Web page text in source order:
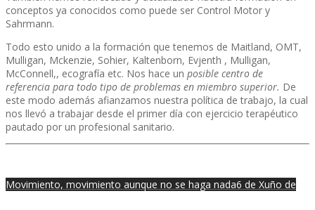
conceptos ya conocidos como puede ser Control Motor y
Sahrmann.
Todo esto unido a la formación que tenemos de Maitland, OMT,
Mulligan, Mckenzie, Sohier, Kaltenborn, Evjenth , Mulligan,
McConnell,, ecografía etc. Nos hace un posible centro de
referencia para todo tipo de problemas en miembro superior. De
este modo además afianzamos nuestra política de trabajo, la cual
nos llevó a trabajar desde el primer día con ejercicio terapéutico
pautado por un profesional sanitario.
Movimiento, movimiento aunque no se haga nada6 de Xuño de